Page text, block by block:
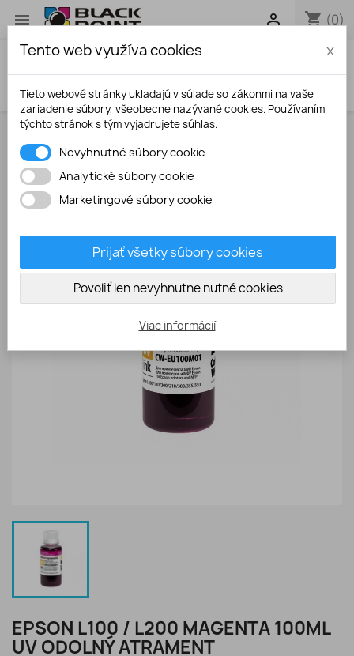
 shopping_cart (0)

search
magenta 100ml UV odolný atrament
EPSON L100 / L200 MAGENTA 100ML
UV ODOLNÝ ATRAMENT
Tento web využíva cookies x
Tieto webové stránky ukladajú v súlade so zákonmi na vaše
zariadenie súbory, všeobecne nazývané cookies. Používaním
týchto stránok s tým vyjadrujete súhlas.
Nevyhnutné súbory cookie
Analytické súbory cookie
Marketingové súbory cookie
Prijať všetky súbory cookies
Povoliť len nevyhnutne nutné cookies
Viac informácií